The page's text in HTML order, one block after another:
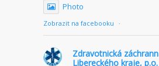
Photo
Zobrazit na facebooku ·
Zdravotnická
Libereckého kraje, p.o.